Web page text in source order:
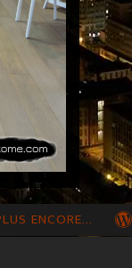
ENCORE...